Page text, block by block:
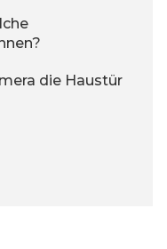
die Haustür